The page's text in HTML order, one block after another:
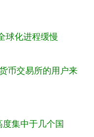
球化进程缓慢
币交易所的用户来
集中于几个国